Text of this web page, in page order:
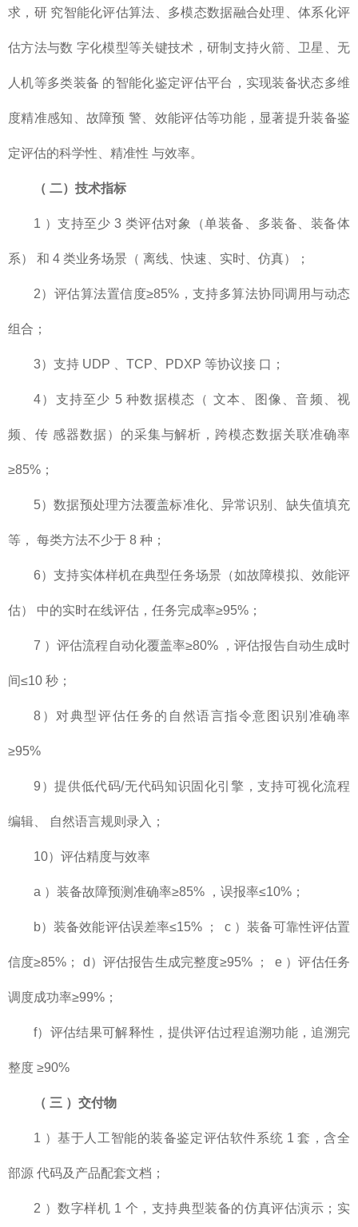
求，研 究智能化评估算法、多模态数据融合处理、体系化评
估方法与数 字化模型等关键技术，研制支持火箭、卫星、无
人机等多类装备 的智能化鉴定评估平台，实现装备状态多维
度精准感知、故障预 警、效能评估等功能，显著提升装备鉴
定评估的科学性、精准性 与效率。
（ 二）技术指标
1 ）支持至少 3 类评估对象（单装备、多装备、装备体
系） 和 4 类业务场景（ 离线、快速、实时、仿真）；
2）评估算法置信度≥85%，支持多算法协同调用与动态
组合；
3）支持 UDP 、TCP、PDXP 等协议接 口；
4）支持至少 5 种数据模态（ 文本、图像、音频、视
频、传 感器数据）的采集与解析，跨模态数据关联准确率
≥85%；
5）数据预处理方法覆盖标准化、异常识别、缺失值填充
等， 每类方法不少于 8 种；
6）支持实体样机在典型任务场景（如故障模拟、效能评
估） 中的实时在线评估，任务完成率≥95%；
7 ）评估流程自动化覆盖率≥80% ，评估报告自动生成时
间≤10 秒；
8）对典型评估任务的自然语言指令意图识别准确率
≥95%
9）提供低代码/无代码知识固化引擎，支持可视化流程
编辑、 自然语言规则录入；
10）评估精度与效率
a ）装备故障预测准确率≥85% ，误报率≤10%；
b）装备效能评估误差率≤15% ； c ）装备可靠性评估置
信度≥85%； d）评估报告生成完整度≥95% ； e ）评估任务
调度成功率≥99%；
f）评估结果可解释性，提供评估过程追溯功能，追溯完
整度 ≥90%
（ 三 ）交付物
1 ）基于人工智能的装备鉴定评估软件系统 1 套，含全
部源 代码及产品配套文档；
2 ）数字样机 1 个，支持典型装备的仿真评估演示；实